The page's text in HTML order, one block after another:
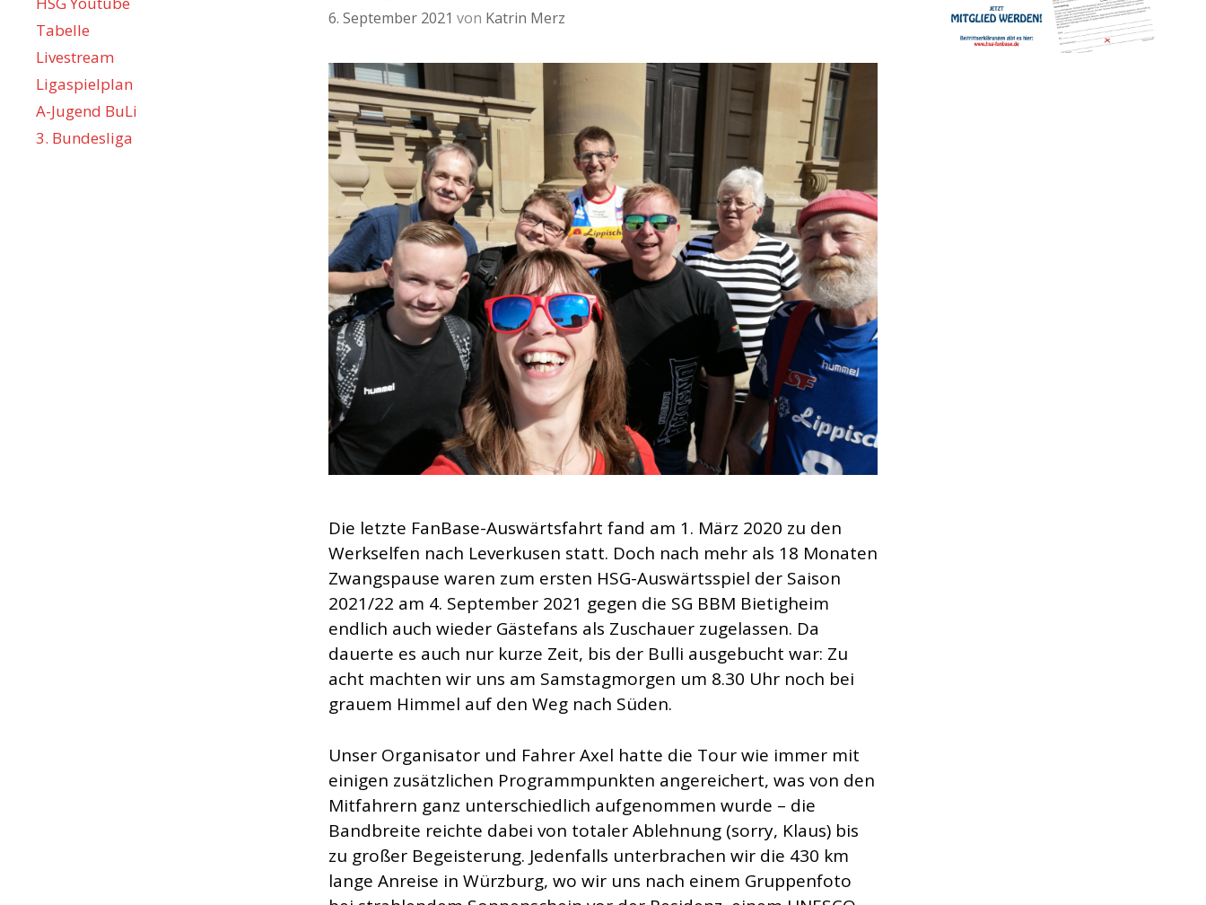
6. September 2021 von Katrin Merz
Die letzte FanBase-Auswärtsfahrt fand am 1. März 2020 zu den
Werkselfen nach Leverkusen statt. Doch nach mehr als 18 Monaten
Zwangspause waren zum ersten HSG-Auswärtsspiel der Saison
2021/22 am 4. September 2021 gegen die SG BBM Bietigheim
endlich auch wieder Gästefans als Zuschauer zugelassen. Da
dauerte es auch nur kurze Zeit, bis der Bulli ausgebucht war: Zu
acht machten wir uns am Samstagmorgen um 8.30 Uhr noch bei
grauem Himmel auf den Weg nach Süden.
Unser Organisator und Fahrer Axel hatte die Tour wie immer mit
einigen zusätzlichen Programmpunkten angereichert, was von den
Mitfahrern ganz unterschiedlich aufgenommen wurde – die
Bandbreite reichte dabei von totaler Ablehnung (sorry, Klaus) bis
zu großer Begeisterung. Jedenfalls unterbrachen wir die 430 km
lange Anreise in Würzburg, wo wir uns nach einem Gruppenfoto
Tabelle
Livestream
Ligaspielplan
A-Jugend BuLi
3. Bundesliga